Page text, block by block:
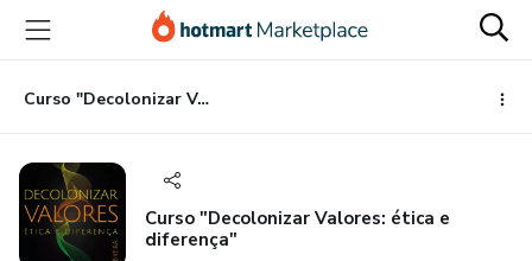
para
conteúdo
principal
para
pagamento
para
rodapé
Curso "Decolonizar Valores: ética e diferença"
Curso "Decolonizar Valores: ética e
diferença"